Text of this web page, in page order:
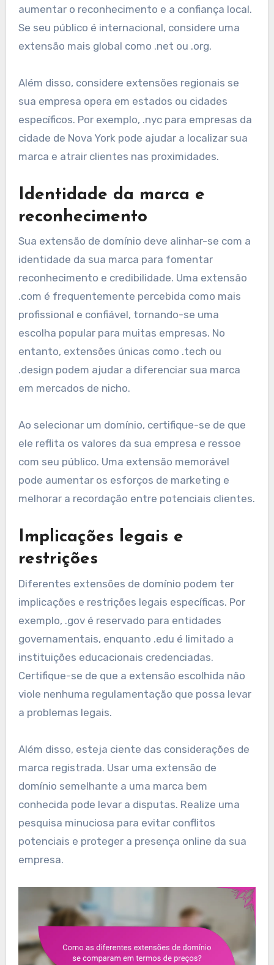
aumentar o reconhecimento e a confiança local.
Se seu público é internacional, considere uma
extensão mais global como .net ou .org.
Além disso, considere extensões regionais se
sua empresa opera em estados ou cidades
específicos. Por exemplo, .nyc para empresas da
cidade de Nova York pode ajudar a localizar sua
marca e atrair clientes nas proximidades.
Identidade da marca e
reconhecimento
Sua extensão de domínio deve alinhar-se com a
identidade da sua marca para fomentar
reconhecimento e credibilidade. Uma extensão
.com é frequentemente percebida como mais
profissional e confiável, tornando-se uma
escolha popular para muitas empresas. No
entanto, extensões únicas como .tech ou
.design podem ajudar a diferenciar sua marca
em mercados de nicho.
Ao selecionar um domínio, certifique-se de que
ele reflita os valores da sua empresa e ressoe
com seu público. Uma extensão memorável
pode aumentar os esforços de marketing e
melhorar a recordação entre potenciais clientes.
Implicações legais e
restrições
Diferentes extensões de domínio podem ter
implicações e restrições legais específicas. Por
exemplo, .gov é reservado para entidades
governamentais, enquanto .edu é limitado a
instituições educacionais credenciadas.
Certifique-se de que a extensão escolhida não
viole nenhuma regulamentação que possa levar
a problemas legais.
Além disso, esteja ciente das considerações de
marca registrada. Usar uma extensão de
domínio semelhante a uma marca bem
conhecida pode levar a disputas. Realize uma
pesquisa minuciosa para evitar conflitos
potenciais e proteger a presença online da sua
empresa.